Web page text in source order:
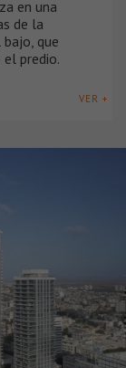
en una
de la
que
predio.
VER +